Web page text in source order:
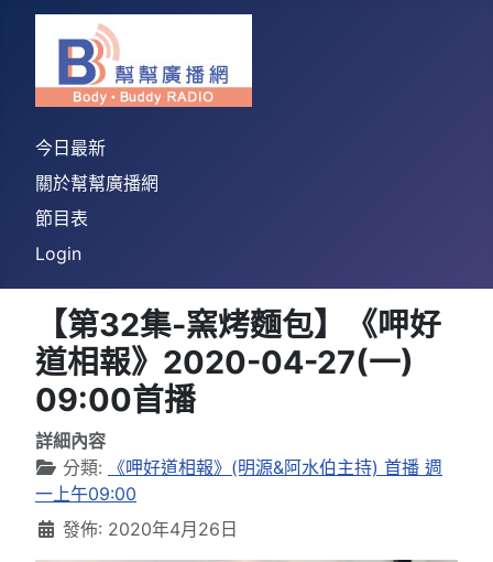
今日最新
關於幫幫廣播網
節目表
Login
【第32集-窯烤麵包】《呷好
道相報》2020-04-27(一)
09:00首播
詳細內容
分類:
《呷好道相報》(明源&阿水伯主持) 首播 週
一上午09:00
發佈: 2020年4月26日